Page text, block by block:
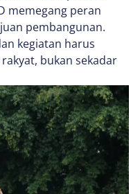
memegang peran
pembangunan.
kegiatan harus
bukan sekadar